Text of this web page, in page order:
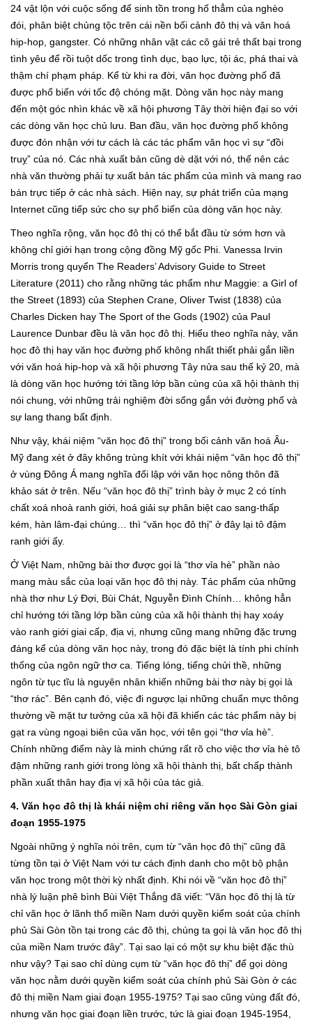
24 vật lộn với cuộc sống để sinh tồn trong hố thẳm của nghèo
đói, phân biệt chủng tộc trên cái nền bối cảnh đô thị và văn hoá
hip-hop, gangster. Có những nhân vật các cô gái trẻ thất bại trong
tình yêu để rồi tuột dốc trong tình dục, bạo lực, tội ác, phá thai và
thậm chí phạm pháp. Kể từ khi ra đời, văn học đường phố đã
được phổ biến với tốc độ chóng mặt. Dòng văn học này mang
đến một góc nhìn khác về xã hội phương Tây thời hiện đại so với
các dòng văn học chủ lưu. Ban đầu, văn học đường phố không
được đón nhận với tư cách là các tác phẩm văn học vì sự “đồi
truỵ” của nó. Các nhà xuất bản cũng dè dặt với nó, thế nên các
nhà văn thường phải tự xuất bản tác phẩm của mình và mang rao
bán trực tiếp ở các nhà sách. Hiện nay, sự phát triển của mạng
Internet cũng tiếp sức cho sự phổ biến của dòng văn học này.
Theo nghĩa rộng, văn học đô thị có thể bắt đầu từ sớm hơn và
không chỉ giới hạn trong cộng đồng Mỹ gốc Phi. Vanessa Irvin
Morris trong quyển The Readers’ Advisory Guide to Street
Literature (2011) cho rằng những tác phẩm như Maggie: a Girl of
the Street (1893) của Stephen Crane, Oliver Twist (1838) của
Charles Dicken hay The Sport of the Gods (1902) của Paul
Laurence Dunbar đều là văn học đô thị. Hiểu theo nghĩa này, văn
học đô thị hay văn học đường phố không nhất thiết phải gắn liền
với văn hoá hip-hop và xã hội phương Tây nửa sau thế kỷ 20, mà
là dòng văn học hướng tới tầng lớp bần cùng của xã hội thành thị
nói chung, với những trải nghiệm đời sống gắn với đường phố và
sự lang thang bất định.
Như vậy, khái niệm “văn học đô thị” trong bối cảnh văn hoá Âu-
Mỹ đang xét ở đây không trùng khít với khái niệm “văn học đô thị”
ở vùng Đông Á mang nghĩa đối lập với văn học nông thôn đã
khảo sát ở trên. Nếu “văn học đô thị” trình bày ở mục 2 có tính
chất xoá nhoà ranh giới, hoá giải sự phân biệt cao sang-thấp
kém, hàn lâm-đại chúng… thì “văn học đô thị” ở đây lại tô đậm
ranh giới ấy.
Ở Việt Nam, những bài thơ được gọi là “thơ vỉa hè” phần nào
mang màu sắc của loại văn học đô thị này. Tác phẩm của những
nhà thơ như Lý Đợi, Bùi Chát, Nguyễn Đình Chính… không hẳn
chỉ hướng tới tầng lớp bần cùng của xã hội thành thị hay xoáy
vào ranh giới giai cấp, địa vị, nhưng cũng mang những đặc trưng
đáng kể của dòng văn học này, trong đó đặc biệt là tính phi chính
thống của ngôn ngữ thơ ca. Tiếng lóng, tiếng chửi thề, những
ngôn từ tục tĩu là nguyên nhân khiến những bài thơ này bị gọi là
“thơ rác”. Bên cạnh đó, việc đi ngược lại những chuẩn mực thông
thường về mặt tư tưởng của xã hội đã khiến các tác phẩm này bị
gạt ra vùng ngoại biên của văn học, với tên gọi “thơ vỉa hè”.
Chính những điểm này là minh chứng rất rõ cho việc thơ vỉa hè tô
đậm những ranh giới trong lòng xã hội thành thị, bất chấp thành
phần xuất thân hay địa vị xã hội của tác giả.
4. Văn học đô thị là khái niệm chỉ riêng văn học Sài Gòn giai
đoạn 1955-1975
Ngoài những ý nghĩa nói trên, cụm từ “văn học đô thị” cũng đã
từng tồn tại ở Việt Nam với tư cách định danh cho một bộ phận
văn học trong một thời kỳ nhất định. Khi nói về “văn học đô thị”
nhà lý luận phê bình Bùi Việt Thắng đã viết: “Văn học đô thị là từ
chỉ văn học ở lãnh thổ miền Nam dưới quyền kiểm soát của chính
phủ Sài Gòn tồn tại trong các đô thị, chúng ta gọi là văn học đô thị
của miền Nam trước đây”. Tại sao lại có một sự khu biệt đặc thù
như vậy? Tại sao chỉ dùng cụm từ “văn học đô thị” để gọi dòng
văn học nằm dưới quyền kiểm soát của chính phủ Sài Gòn ở các
đô thị miền Nam giai đoạn 1955-1975? Tại sao cũng vùng đất đó,
nhưng văn học giai đoạn liền trước, tức là giai đoạn 1945-1954,